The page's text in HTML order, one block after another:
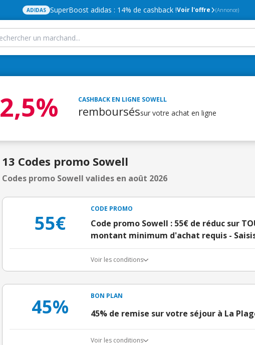
ADIDAS SuperBoost adidas : 14% de cashback !Voir l'offre (Annonce)
2,5% CASHBACK EN LIGNE SOWELL
rembourséssur votre achat en ligne
13 Codes promo Sowell
Codes promo Sowell valides en août 2026
55€
CODE PROMO
Code promo Sowell : 55€ de réduc sur
montant minimum d'achat requis -
Voir les conditions
45% BON PLAN
45% de remise sur votre séjour à La
Voir les conditions